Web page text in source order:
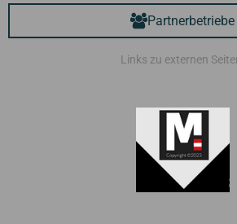
Partnerbetriebe
Links zu externen